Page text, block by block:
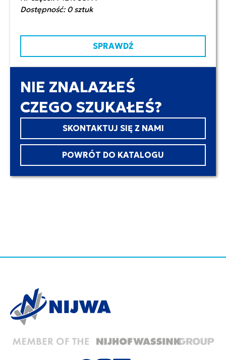
Dostępność: 0 sztuk
SPRAWDŹ
NIE ZNALAZŁEŚ
CZEGO SZUKAŁEŚ?
SKONTAKTUJ SIĘ Z NAMI
POWRÓT DO KATALOGU